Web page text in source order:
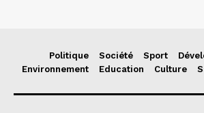
Politique Société Sport
Environnement
Education Culture